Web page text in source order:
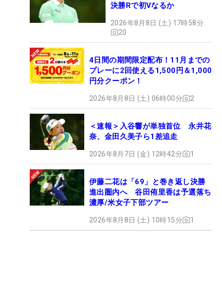
決勝Rで初Vなるか
2026年8月8日 (土) 17時58分
20
4日間の期間限定配布！11月までの
プレーに2回使える1,500円＆1,000
円分クーポン！
2026年8月8日 (土) 06時00分 2
＜速報＞入谷響が単独首位 永井花
奈、金田久美子ら1差追走
2026年8月7日 (金) 12時42分 1
伊藤二花は「69」と巻き返し決勝
進出圏内へ 谷田侑里香は予選落ち
濃厚/米女子下部ツアー
2026年8月8日 (土) 10時15分 1